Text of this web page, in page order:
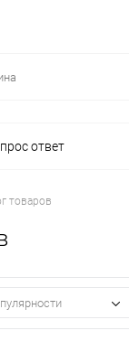
ответ
товаров